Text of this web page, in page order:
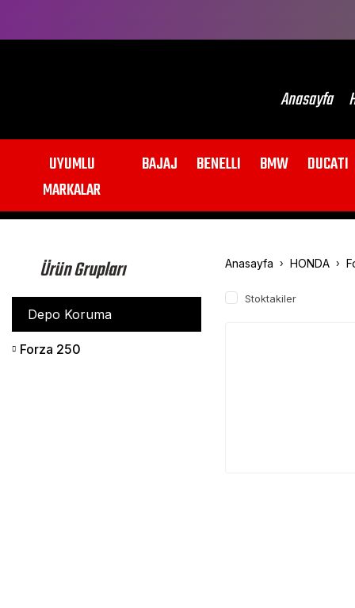
Anasayfa
UYUMLU
MARKALAR
BAJAJ BENELLI BMW DUCATI
Ürün Grupları
Depo Koruma
Forza 250
Anasayfa HONDA
Stoktakiler